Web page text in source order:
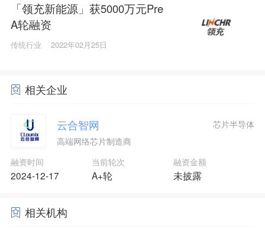
「领充新能源」获5000万元Pre
A轮融资
传统行业 2022年02月25日
相关企业
云合智网
高端网络芯片制造商
芯片半导体
融资时间
2024-12-17
当前轮次
A+轮
融资金额
未披露
相关机构